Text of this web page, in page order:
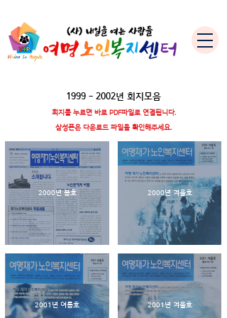
1999 - 2002년 회지모음
회지를 누르면 바로 PDF파일로 연결됩니다.
삼성폰은 다운로드 파일을 확인해주세요.
2000년 봄호 2000년 겨울호
2001년 여름호 2001년 겨울호